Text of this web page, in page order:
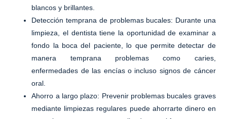
blancos y brillantes.
Detección temprana de problemas bucales: Durante una
limpieza, el dentista tiene la oportunidad de examinar a
fondo la boca del paciente, lo que permite detectar de
manera temprana problemas como caries,
enfermedades de las encías o incluso signos de cáncer
oral.
Ahorro a largo plazo: Prevenir problemas bucales graves
mediante limpiezas regulares puede ahorrarte dinero en